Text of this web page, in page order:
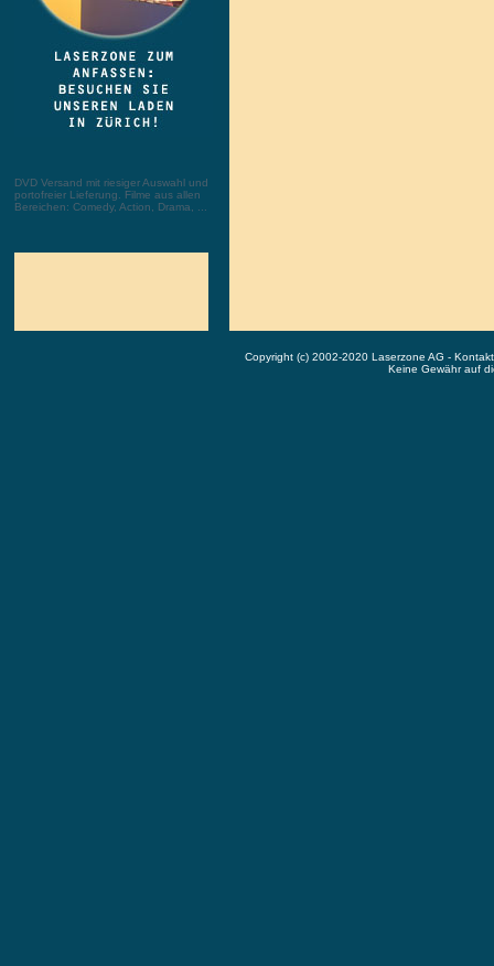
DVD Versand mit riesiger Auswahl und
portofreier Lieferung. Filme aus allen
Bereichen: Comedy, Action, Drama, ...
Copyright (c) 2002-2020 Laserzone AG -
Keine Gewähr auf